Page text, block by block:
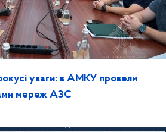
уваги: в АМКУ провели
мереж АЗС